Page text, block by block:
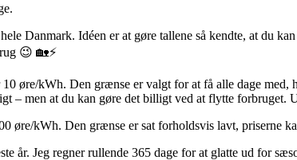
Danmark. Idéen er at gøre tallene så kendte, at du
😉 🏡⚡
øre/kWh. Den grænse er valgt for at få alle dage
– men at du kan gøre det billigt ved at flytte forbruget.
øre/kWh. Den grænse er sat forholdsvis lavt, priserne
år. Jeg regner rullende 365 dage for at glatte ud for